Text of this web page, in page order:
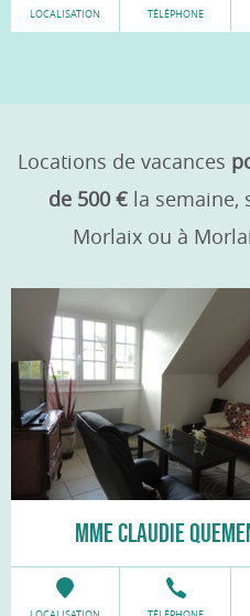
LOCALISATION TÉLÉPHONE
Locations de vacances
de 500 € la semaine,
Morlaix ou à
MME CLAUDIE